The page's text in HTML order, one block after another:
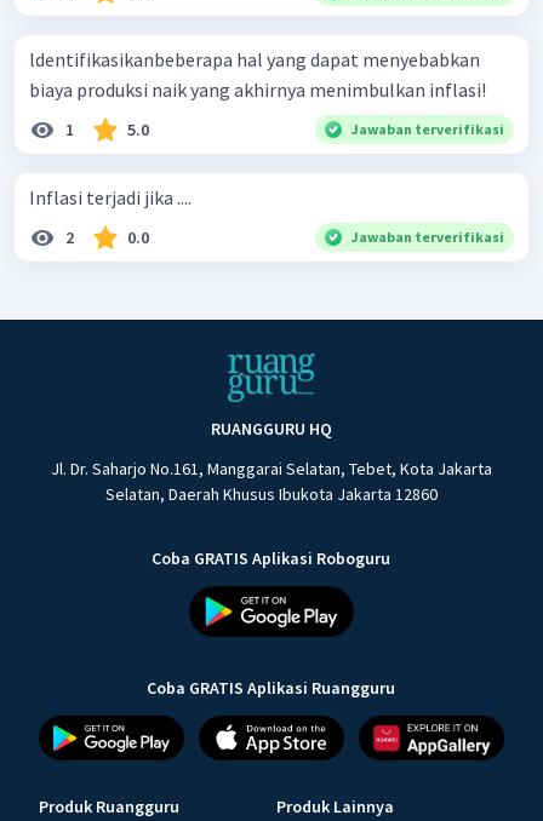
ldentifikasikanbeberapa hal yang dapat menyebabkan
biaya produksi naik yang akhirnya menimbulkan inflasi!
1 5.0 Jawaban terverifikasi
Inflasi terjadi jika ....
2 0.0 Jawaban terverifikasi
RUANGGURU HQ
Jl. Dr. Saharjo No.161, Manggarai Selatan, Tebet, Kota Jakarta
Selatan, Daerah Khusus Ibukota Jakarta 12860
Coba GRATIS Aplikasi Roboguru
Coba GRATIS Aplikasi Ruangguru
Produk Ruangguru Produk Lainnya